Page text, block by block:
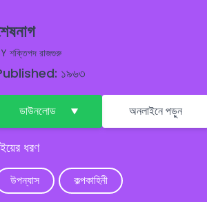
শক্তিপদ রাজগুরু
১৯৬৩
ডাউনলোড অনলাইনে পড়ুন
ধরণ
উপন্যাস কল্পকাহিনী